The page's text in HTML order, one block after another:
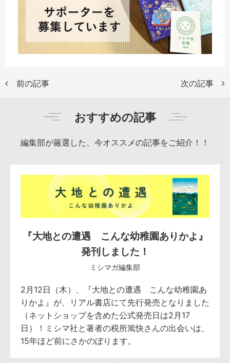
前の記事 次の記事
おすすめの記事
編集部が厳選した、今オススメの記事をご紹介！！
『大地との遭遇 こんな幼稚園ありかよ』
発刊しました！
ミシマガ編集部
2月12日（木）、『大地との遭遇 こんな幼稚園あ
りかよ』が、リアル書店にて先行発売となりました
（ネットショップを含めた公式発売日は2月17
日）！ミシマ社と著者の税所篤快さんの出会いは、
15年ほど前にさかのぼります。